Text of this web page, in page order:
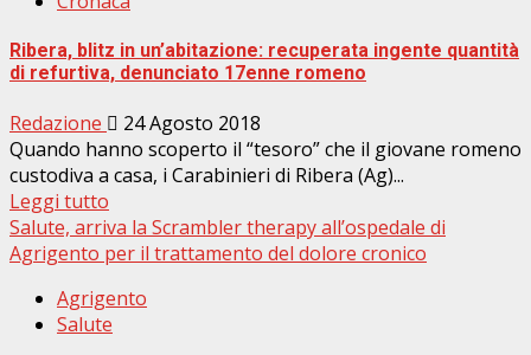
Ribera, blitz in un’abitazione: recuperata ingente quantità
di refurtiva, denunciato 17enne romeno
Redazione
24 Agosto 2018
Quando hanno scoperto il “tesoro” che il giovane romeno
custodiva a casa, i Carabinieri di Ribera (Ag)...
Leggi tutto
Salute, arriva la Scrambler therapy all’ospedale di
Agrigento per il trattamento del dolore cronico
Agrigento
Salute